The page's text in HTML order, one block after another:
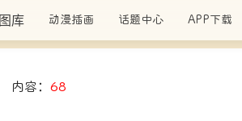
图库 动漫插画 话题中心 APP下载
内容： 68